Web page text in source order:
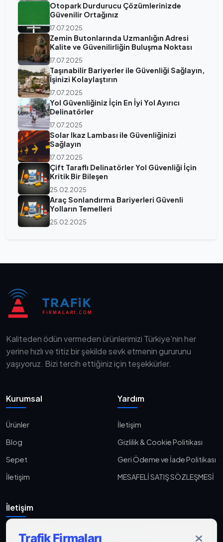
Otopark Durdurucu Çözümlerinizde
Güvenilir Ortağınız
17.07.2025
Zemin Butonlarında Uzmanlığın Adresi
Kalite ve Güvenilirliğin Buluşma Noktası
17.07.2025
Taşınabilir Bariyerler ile Güvenliği Sağlayın,
İşinizi Kolaylaştırın
17.07.2025
Yol Güvenliğiniz İçin En İyi Yol Ayırıcı
Delinatörler
17.07.2025
Solar Ikaz Lambası ile Güvenliğinizi
Sağlayın
17.07.2025
Çift Taraflı Delinatörler Yol Güvenliği İçin
Kritik Bir Bileşen
25.02.2025
Araç Sonlandırma Bariyerleri Güvenli
Yolların Temelleri
25.02.2025
Kaliteden ödün vermeden ürünlerimizi Türkiye’nin her
yerine hızlı ve titiz bir şekilde sevk etmenin gururunu
yaşıyoruz. Bizi tercih ettiğiniz için teşekkürler.
Kurumsal
Ürünler
Blog
Sepet
İletişim
Yardım
İletişim
Gizlilik & Cookie Politikası
Geri Ödeme ve İade Politikası
MESAFELİ SATIŞ SÖZLEŞMESİ
İletişim
Aşağı Eğlence, Fener Yolu Sk. 2-18, 06010 Keçiören/Ankara
Trafik Firmaları